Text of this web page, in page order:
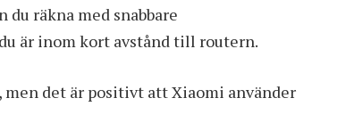
räkna med snabbare
är inom kort avstånd till routern.
det är positivt att Xiaomi använder